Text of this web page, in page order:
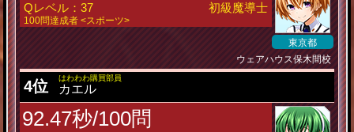
Qレベル：37 初級魔導士
100問達成者 <スポーツ>
東京都
ウェアハウス保木間校
4位 はわわわ購買部員
カエル
92.47秒/100問